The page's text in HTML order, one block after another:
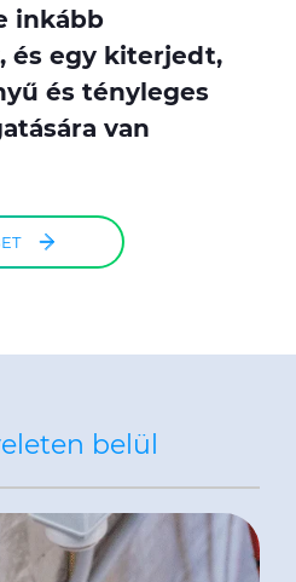
inkább
és egy kiterjedt,
és tényleges
van
belül